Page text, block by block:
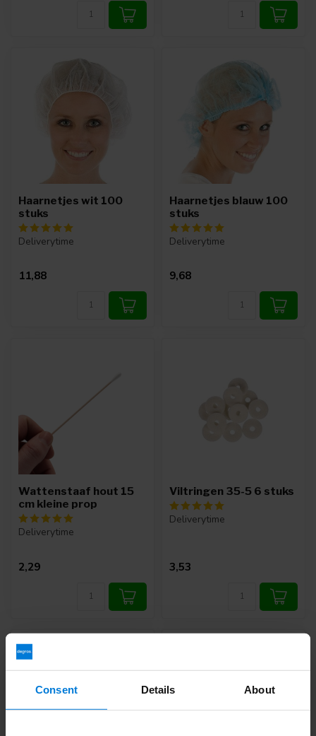
Consent Details About
Haarnetjes wit 100
stuks
Deliverytime
11,88
Haarnetjes blauw 100
stuks
Deliverytime
9,68
Wattenstaaf hout 15
cm kleine prop
Deliverytime
2,29
Viltringen 35-5 6 stuks
Deliverytime
3,53